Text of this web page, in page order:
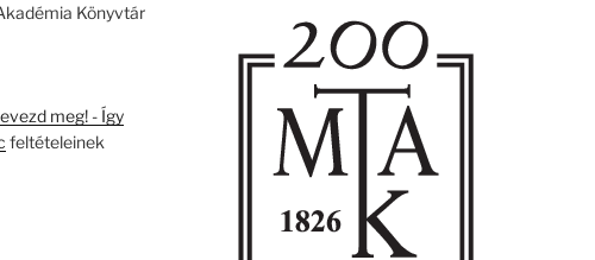
Könyvtár
meg! - Így
feltételeinek